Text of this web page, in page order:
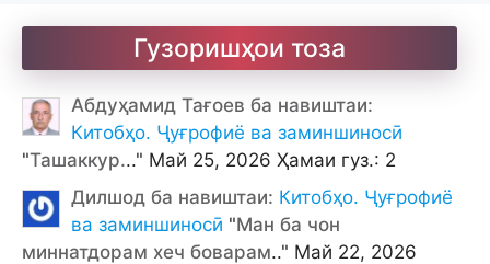
Гузоришҳои тоза
Абдуҳамид Тағоев ба навиштаи:
Китобҳо. Ҷуғрофиё ва заминшиносӣ
"Ташаккур..." Май 25, 2026 Ҳамаи гуз.: 2
Дилшод ба навиштаи: Китобҳо. Ҷуғрофиё
ва заминшиносӣ "Ман ба чон
миннатдорам хеч боварам.." Май 22, 2026